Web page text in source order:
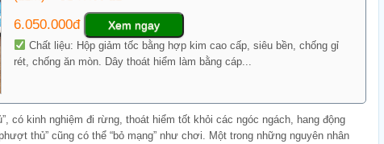
6.050.000đ Xem ngay
Chất liệu: Hộp giảm tốc bằng hợp kim cao cấp, siêu bền, chống gỉ
rét, chống ăn mòn. Dây thoát hiểm làm bằng cáp...
có kinh nghiệm đi rừng, thoát hiểm tốt khỏi các ngóc ngách, hang động
thủ” cũng có thể “bỏ mạng” như chơi. Một trong những nguyên nhân